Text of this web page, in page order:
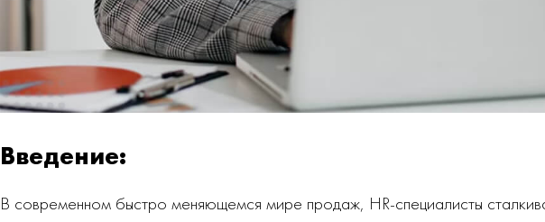
Введение:
В современном быстро меняющемся мире продаж, HR-специалисты